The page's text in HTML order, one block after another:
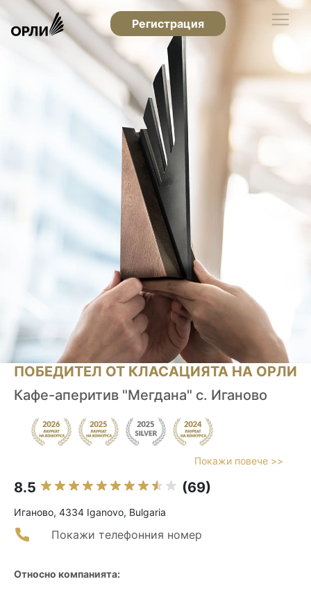
Регистрация
ПОБЕДИТЕЛ ОТ КЛАСАЦИЯТА НА ОРЛИ
Кафе-аперитив "Мегдана" с. Иганово
Покажи повече >>
8.5 (69)
Иганово, 4334 Iganovo, Bulgaria
Покажи телефонния номер
Относно компанията: